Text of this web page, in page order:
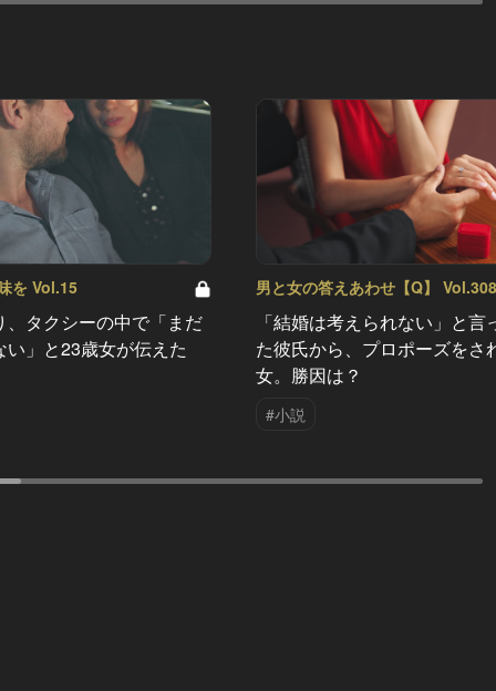
を Vol.15
、タクシーの中で「まだ
い」と23歳女が伝えた
男と女の答えあわせ【Q】
「結婚は考えられない」と言
た彼氏から、プロポーズをさ
女。勝因は？
#小説